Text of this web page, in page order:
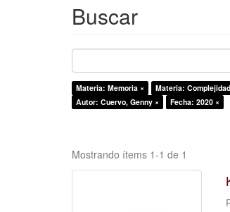
Buscar
Materia: Memoria × Materia:
Autor: Cuervo, Genny ×
Fecha: 2020 ×
Mostrando ítems 1-1 de 1